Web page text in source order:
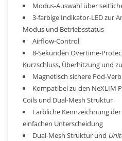
Modus-Auswahl über
3-farbige Indikator-LED zur
Modus und Betriebsstatus
Airflow-Control
8-Sekunden Overtime-
Kurzschluss, Überhitzung und
Magnetisch sichere Pod-
Kompatibel zu den NeXLIM
Coils und Dual-Mesh Struktur
Farbliche Kennzeichnung
einfachen Unterscheidung
Dual-Mesh Struktur und